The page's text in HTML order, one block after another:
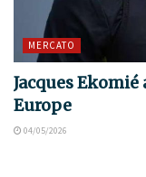
MERCATO
Jacques
Europe
04/05/2026